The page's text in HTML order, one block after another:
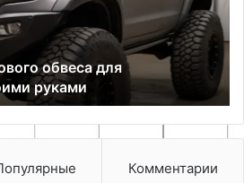
обвеса для
руками
Комментарии